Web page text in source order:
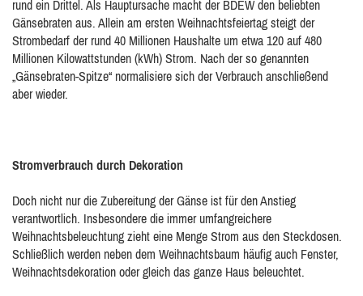
rund ein Drittel. Als Hauptursache macht der BDEW den beliebten
Gänsebraten aus. Allein am ersten Weihnachtsfeiertag steigt der
Strombedarf der rund 40 Millionen Haushalte um etwa 120 auf 480
Millionen Kilowattstunden (kWh) Strom. Nach der so genannten
„Gänsebraten-Spitze“ normalisiere sich der Verbrauch anschließend
aber wieder.
Stromverbrauch durch Dekoration
Doch nicht nur die Zubereitung der Gänse ist für den Anstieg
verantwortlich. Insbesondere die immer umfangreichere
Weihnachtsbeleuchtung zieht eine Menge Strom aus den Steckdosen.
Schließlich werden neben dem Weihnachtsbaum häufig auch Fenster,
Weihnachtsdekoration oder gleich das ganze Haus beleuchtet.